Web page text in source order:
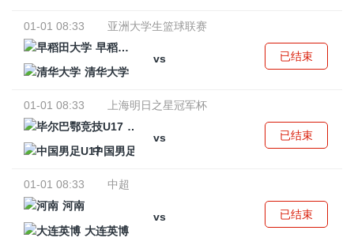
01-01 08:33
亚洲大学生篮球联赛
早稻田大学
vs
清华大学
已结束
01-01 08:33
上海明日之星冠军杯
毕尔巴鄂竞技U17
vs
中国男足U17
已结束
01-01 08:33
中超
河南
vs
大连英博
已结束